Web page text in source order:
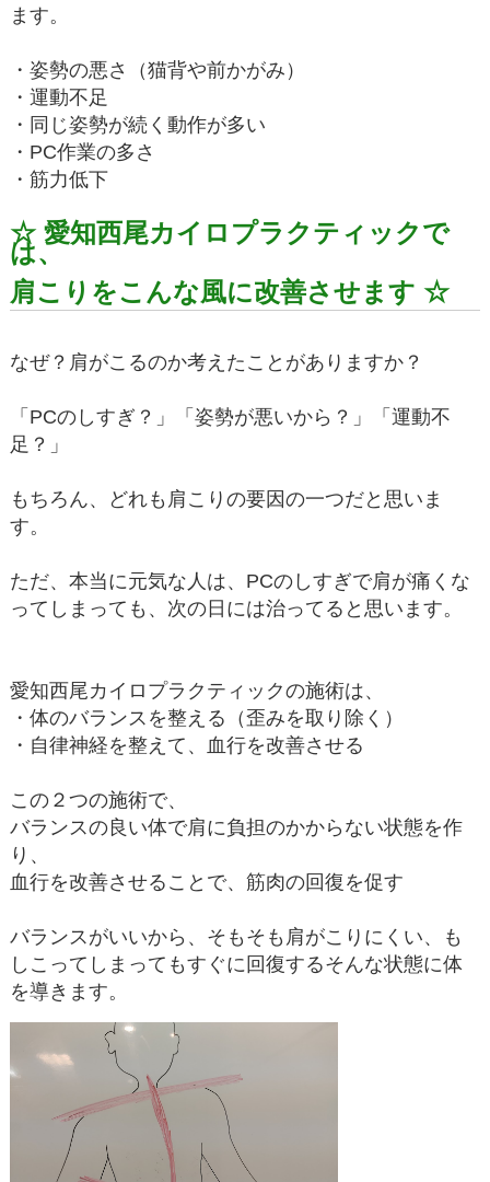
ます。
・姿勢の悪さ（猫背や前かがみ）
・運動不足
・同じ姿勢が続く動作が多い
・PC作業の多さ
・筋力低下
☆ 愛知西尾カイロプラクティックで
は、
肩こりをこんな風に改善させます ☆
なぜ？肩がこるのか考えたことがありますか？
「PCのしすぎ？」「姿勢が悪いから？」「運動不
足？」
もちろん、どれも肩こりの要因の一つだと思いま
す。
ただ、本当に元気な人は、PCのしすぎで肩が痛くな
ってしまっても、次の日には治ってると思います。
愛知西尾カイロプラクティックの施術は、
・体のバランスを整える（歪みを取り除く）
・自律神経を整えて、血行を改善させる
この２つの施術で、
バランスの良い体で肩に負担のかからない状態を作
り、
血行を改善させることで、筋肉の回復を促す
バランスがいいから、そもそも肩がこりにくい、も
しこってしまってもすぐに回復するそんな状態に体
を導きます。